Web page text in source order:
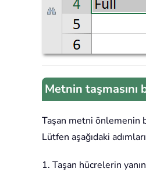
Metnin
Taşan metni önlemenin
Lütfen aşağıdaki
1. Taşan hücrelerin